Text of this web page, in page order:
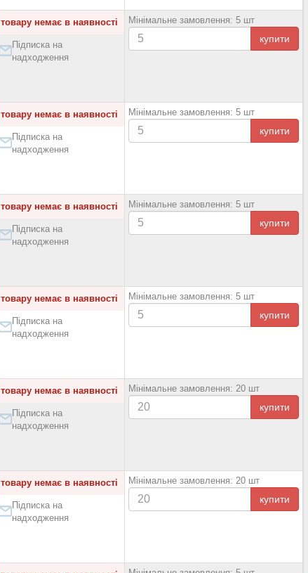
товару немає в наявності
Підписка на
надходження
Мінімальне замовлення: 5 шт
купити
товару немає в наявності
Підписка на
надходження
Мінімальне замовлення: 5 шт
купити
товару немає в наявності
Підписка на
надходження
Мінімальне замовлення: 5 шт
купити
товару немає в наявності
Підписка на
надходження
Мінімальне замовлення: 5 шт
купити
товару немає в наявності
Підписка на
надходження
Мінімальне замовлення: 20 шт
купити
товару немає в наявності
Підписка на
надходження
Мінімальне замовлення: 20 шт
купити